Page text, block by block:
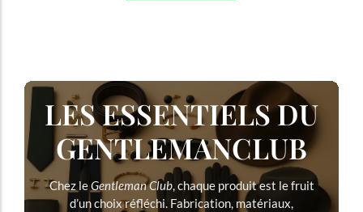
LES ESSENTIELS DU
GENTLEMANCLUB
Chez leGentleman Club, chaque produit est le fruit
d’un choix réfléchi. Fabrication, matériaux,